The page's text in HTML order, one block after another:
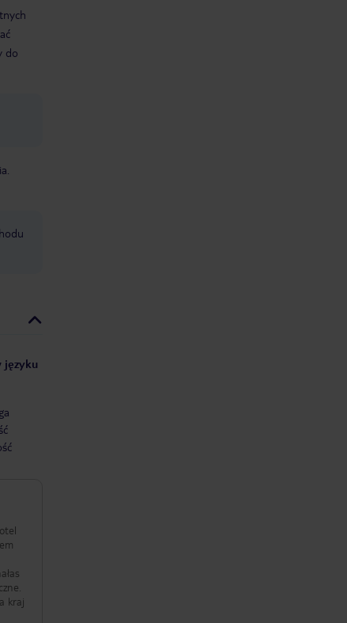
do
języku
kraj